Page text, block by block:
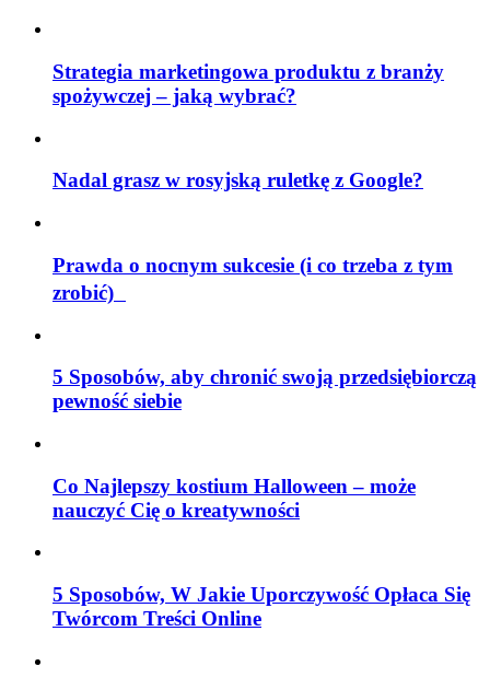
Strategia marketingowa produktu z branży
spożywczej – jaką wybrać?
Nadal grasz w rosyjską ruletkę z Google?
Prawda o nocnym sukcesie (i co trzeba z tym
zrobić)
5 Sposobów, aby chronić swoją przedsiębiorczą
pewność siebie
Co Najlepszy kostium Halloween – może
nauczyć Cię o kreatywności
5 Sposobów, W Jakie Uporczywość Opłaca Się
Twórcom Treści Online